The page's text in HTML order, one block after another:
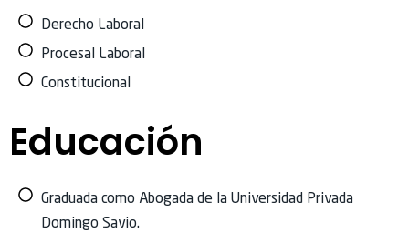
Derecho Laboral
Procesal Laboral
Constitucional
Educación
Graduada como Abogada de la Universidad Privada
Domingo Savio.